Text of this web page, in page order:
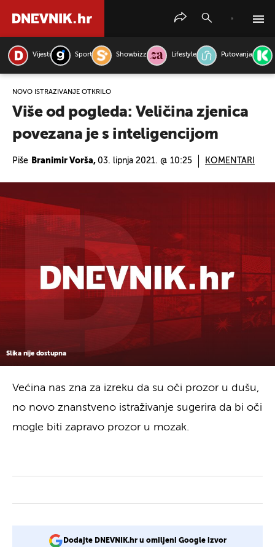
Vijesti Sport Showbizz Lifestyle Putovanja
NOVO ISTRAŽIVANJE OTKRILO
Više od pogleda: Veličina zjenica
povezana je s inteligencijom
Piše Branimir Vorša, 03. lipnja 2021. @ 10:25 KOMENTARI
Slika nije dostupna
Većina nas zna za izreku da su oči prozor u dušu,
no novo znanstveno istraživanje sugerira da bi oči
mogle biti zapravo prozor u mozak.
Dodajte DNEVNIK.hr u omiljeni Google izvor
PRETRAŽITE VIJESTI